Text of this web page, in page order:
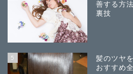
善する方
裏技
5
髪のツヤ
おすすめ